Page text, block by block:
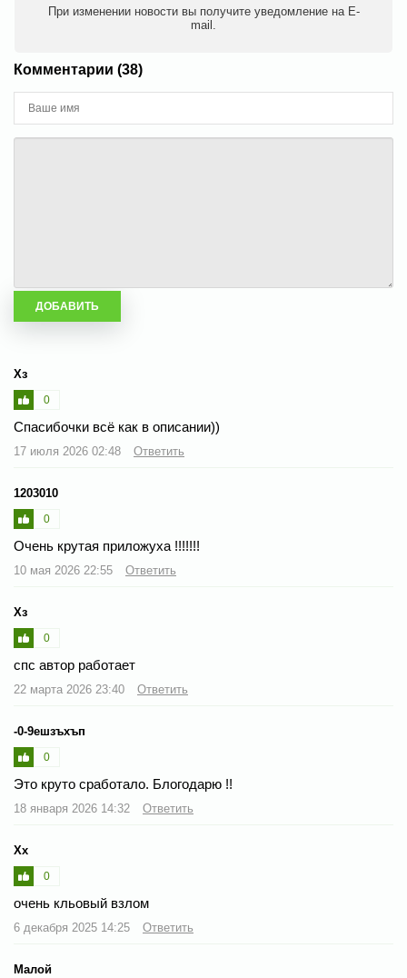
При изменении новости вы получите уведомление на E-
mail.
Комментарии (38)
Хз
0
Спасибочки всё как в описании))
17 июля 2026 02:48 Ответить
1203010
0
Очень крутая приложуха !!!!!!!
10 мая 2026 22:55 Ответить
Хз
0
спс автор работает
22 марта 2026 23:40 Ответить
-0-9ешзъхъп
0
Это круто сработало. Блогодарю !!
18 января 2026 14:32 Ответить
Хх
0
очень кльовый взлом
6 декабря 2025 14:25 Ответить
Малой